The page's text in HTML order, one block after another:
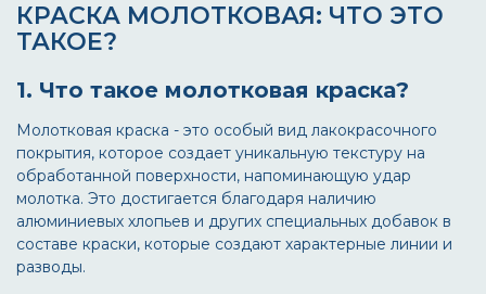
КРАСКА МОЛОТКОВАЯ: ЧТО ЭТО
ТАКОЕ?
1. Что такое молотковая краска?
Молотковая краска - это особый вид лакокрасочного
покрытия, которое создает уникальную текстуру на
обработанной поверхности, напоминающую удар
молотка. Это достигается благодаря наличию
алюминиевых хлопьев и других специальных добавок в
составе краски, которые создают характерные линии и
разводы.